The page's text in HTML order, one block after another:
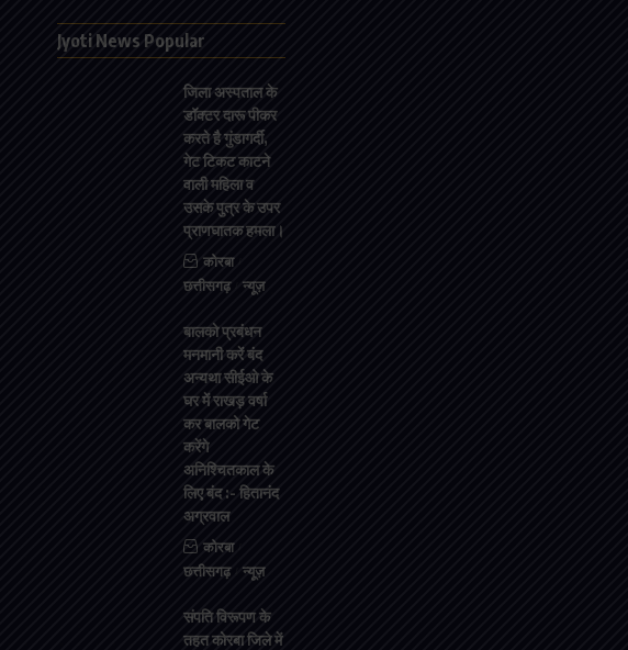
Jyoti News Popular
जिला अस्पताल के
डॉक्टर दारू पीकर
करते है गुंडागर्दी,
गेट टिकट काटने
वाली महिला व
उसके पुत्र के उपर
प्राणघातक हमला।
कोरबा
छत्तीसगढ़
न्यूज़
बालको प्रबंधन
मनमानी करें बंद
अन्यथा सीईओ के
घर में राखड़ वर्षा
कर बालको गेट
करेंगे
अनिश्चितकाल के
लिए बंद :- हितानंद
अग्रवाल
कोरबा
छत्तीसगढ़
न्यूज़
संपति विरूपण के
तहत कोरबा जिले में